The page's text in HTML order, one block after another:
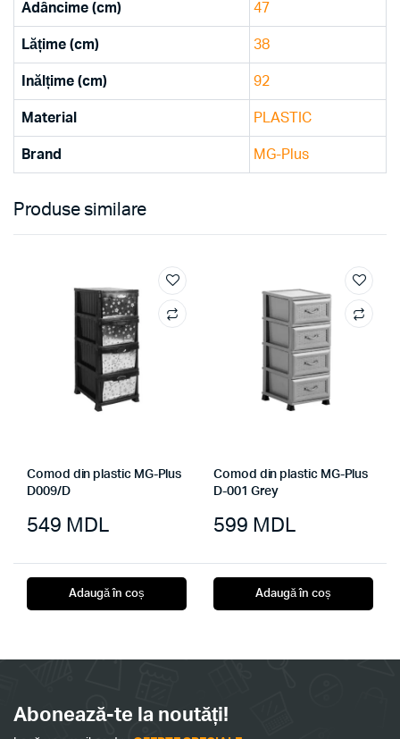
Adâncime (cm) 47
Lățime (cm) 38
Inălțime (cm) 92
Material PLASTIC
Brand MG-Plus
Produse similare
Comod din plastic MG-Plus
D009/D
549 MDL
Adaugă în coș
Comod din plastic MG-Plus
D-001 Grey
599 MDL
Adaugă în coș
Abonează-te la noutăți!